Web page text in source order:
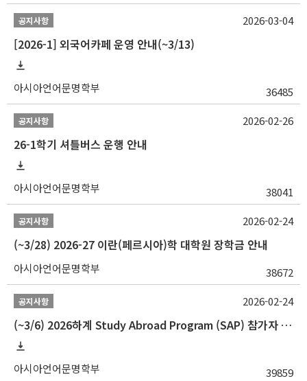
공지사항
[2026-1] 외국어카페 운영 안내(~3/13)
아시아언어문명학부 36485
2026-03-04
공지사항
26-1학기 셔틀버스 운행 안내
아시아언어문명학부 38041
2026-02-26
공지사항
(~3/28) 2026-27 이란(페르시아)학 대학원 장학금 안내
아시아언어문명학부 38672
2026-02-24
공지사항
(~3/6) 2026하계 Study Abroad Program (SAP) 참가자 모집 안내
아시아언어문명학부 39859
2026-02-24